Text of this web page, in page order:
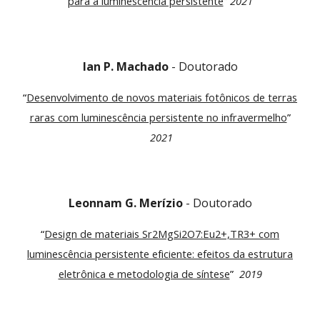
Ian P. Machado- Doutorado
“Desenvolvimento de novos materiais fotônicos de terras
raras com luminescência persistente no infravermelho”
2021
Leonnam G. Merízio- Doutorado
“Design de materiais Sr2MgSi2O7:Eu2+,TR3+ com
luminescência persistente eficiente: efeitos da estrutura
eletrônica e metodologia de síntese” 2019